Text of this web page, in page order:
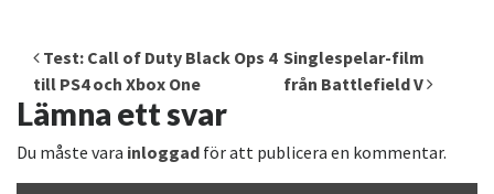
Inläggsnavigering
Test: Call of Duty Black Ops 4
till PS4 och Xbox One
Singlespelar-film
från Battlefield V
Lämna ett svar
Du måste vara inloggad för att publicera en kommentar.